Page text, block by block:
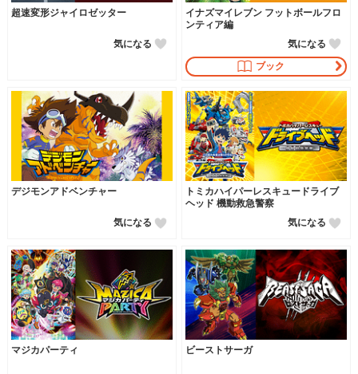
超速変形ジャイロゼッター
気になる
イナズマイレブン フットボールフロ
ンティア編
ブック
気になる
デジモンアドベンチャー
気になる
トミカハイパーレスキュードライブ
ヘッド 機動救急警察
気になる
マジカパーティ ビーストサーガ